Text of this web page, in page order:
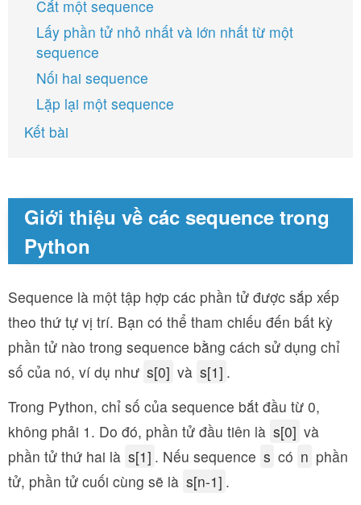
Cắt một sequence
Lấy phần tử nhỏ nhất và lớn nhất từ một
sequence
Nối hai sequence
Lặp lại một sequence
Kết bài
Giới thiệu về các sequence trong
Python
Sequence là một tập hợp các phần tử được sắp xếp
theo thứ tự vị trí. Bạn có thể tham chiếu đến bất kỳ
phần tử nào trong sequence bằng cách sử dụng chỉ
số của nó, ví dụ như s[0] và s[1] .
Trong Python, chỉ số của sequence bắt đầu từ 0,
không phải 1. Do đó, phần tử đầu tiên là s[0] và
phần tử thứ hai là s[1] . Nếu sequence s có n phần
tử, phần tử cuối cùng sẽ là s[n-1] .